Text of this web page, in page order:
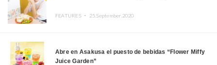
FEATURES ・ 25.September.2020
Abre en Asakusa el puesto de bebidas “Flower Miffy
Juice Garden”